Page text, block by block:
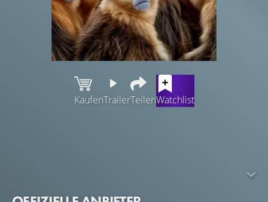
KaufenTrailerTeilenWatchlist
Dokumentationsreihe zeigt, wie jeder einzelne Kontinent